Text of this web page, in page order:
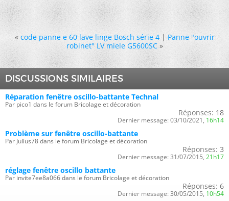
« code panne e 60 lave linge Bosch série 4|Panne "ouvrir
robinet" LV miele G5600SC »
DISCUSSIONS SIMILAIRES
Réparation fenêtre oscillo-battante Technal
Par pico1 dans le forum Bricolage et décoration
Réponses: 18
Dernier message: 03/10/2021, 16h14
Problème sur fenêtre oscillo-battante
Par Julius78 dans le forum Bricolage et décoration
Réponses: 3
Dernier message: 31/07/2015, 21h17
réglage fenêtre oscillo battante
Par invite7ee8a066 dans le forum Bricolage et décoration
Réponses: 6
Dernier message: 30/05/2015, 10h54